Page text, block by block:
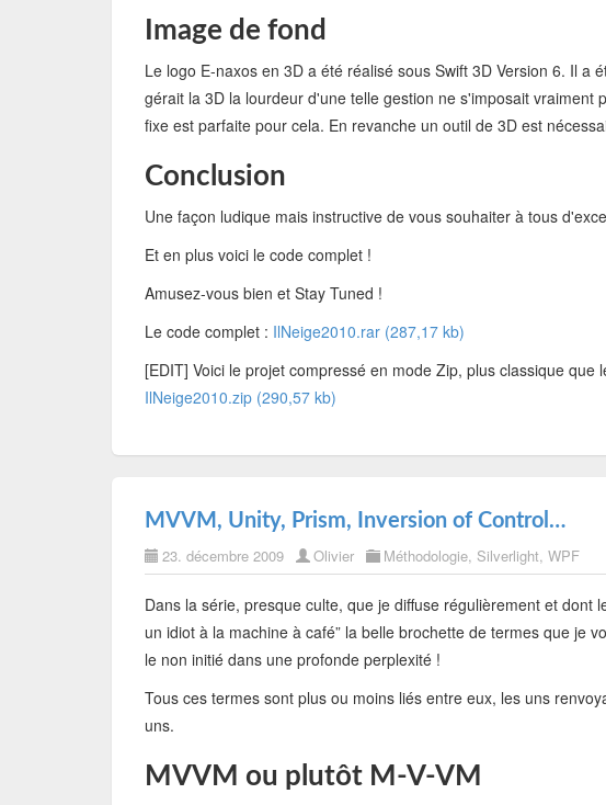
Image de fond
Le logo E-naxos en 3D a été réalisé sous Swift 3D Version 6. Il a
gérait la 3D la lourdeur d'une telle gestion ne s'imposait vraiment
fixe est parfaite pour cela. En revanche un outil de 3D est
Conclusion
Une façon ludique mais instructive de vous souhaiter à tous
Et en plus voici le code complet !
Amusez-vous bien et Stay Tuned !
Le code complet : IlNeige2010.rar (287,17 kb)
[EDIT] Voici le projet compressé en mode Zip, plus classique que
IlNeige2010.zip (290,57 kb)
MVVM, Unity, Prism, Inversion of Control…
23. décembre 2009 Olivier Méthodologie, Silverlight, WPF
Dans la série, presque culte, que je diffuse régulièrement et dont
un idiot à la machine à café” la belle brochette de termes que je
le non initié dans une profonde perplexité !
Tous ces termes sont plus ou moins liés entre eux, les uns
uns.
MVVM ou plutôt M-V-VM